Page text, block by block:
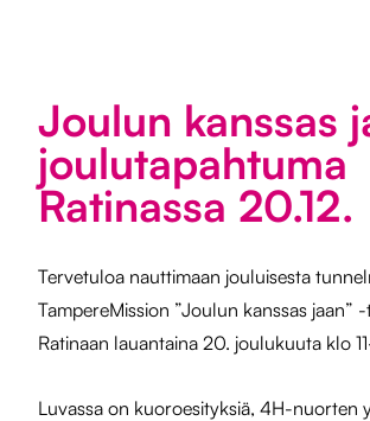
Joulun kanssas
joulutapahtuma
Ratinassa 20.12.
Tervetuloa nauttimaan jouluisesta
TampereMission ”Joulun kanssas jaan”
Ratinaan lauantaina 20. joulukuuta klo
Luvassa on kuoroesityksiä, 4H-nuorten